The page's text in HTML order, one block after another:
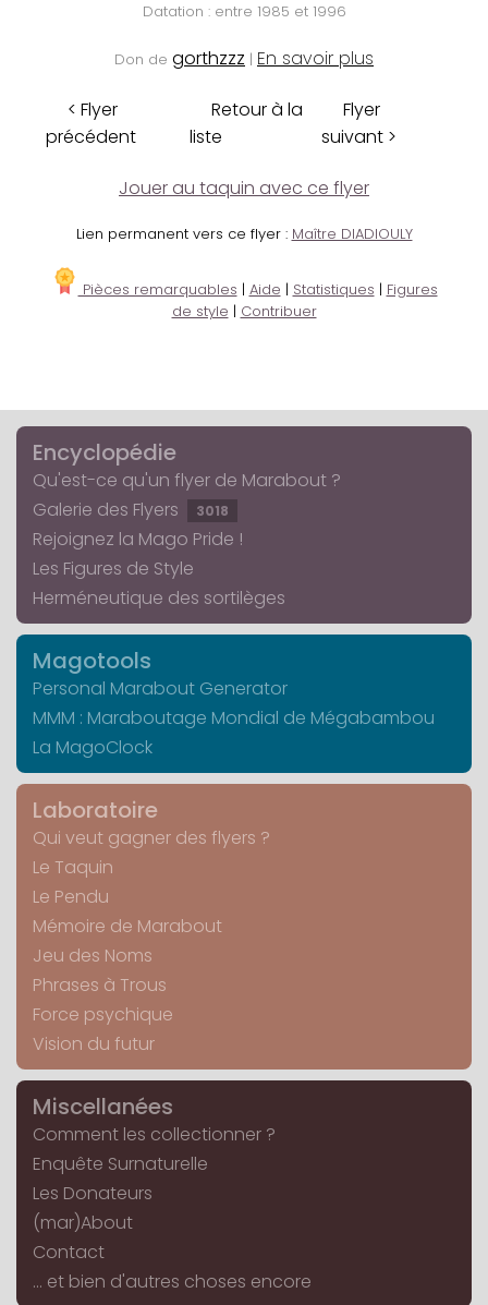
Datation : entre 1985 et 1996
Don de gorthzzz | En savoir plus
< Flyer
précédent
Retour à la
liste
Flyer
suivant >
Jouer au taquin avec ce flyer
Lien permanent vers ce flyer : Maître DIADIOULY
Pièces remarquables | Aide | Statistiques | Figures
de style | Contribuer
Encyclopédie
Qu'est-ce qu'un flyer de Marabout ?
Galerie des Flyers
3018
Rejoignez la Mago Pride !
Les Figures de Style
Herméneutique des sortilèges
Magotools
Personal Marabout Generator
MMM : Maraboutage Mondial de Mégabambou
La MagoClock
Laboratoire
Qui veut gagner des flyers ?
Le Taquin
Le Pendu
Mémoire de Marabout
Jeu des Noms
Phrases à Trous
Force psychique
Vision du futur
Miscellanées
Comment les collectionner ?
Enquête Surnaturelle
Les Donateurs
(mar)About
Contact
... et bien d'autres choses encore